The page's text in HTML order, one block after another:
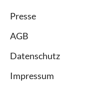
Presse
AGB
Datenschutz
Impressum